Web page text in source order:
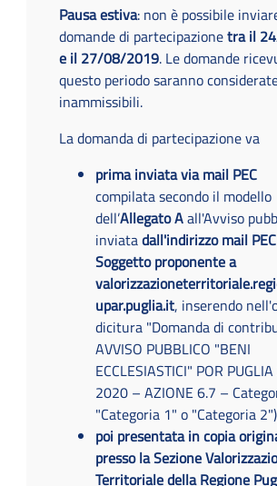
Pausa estiva: non è possibile
domande di partecipazionetra il
e il 27/08/2019. Le domande
questo periodo saranno
inammissibili.
La domanda di partecipazione va
prima inviata via mail PEC
compilata secondo il modello
dell’Allegato Aall'Avviso
inviatadall'indirizzo mail
Soggetto proponente a
upar.puglia.it, inserendo
dicitura "Domanda di
AVVISO PUBBLICO "BENI
ECCLESIASTICI" POR
2020 – AZIONE 6.7 –
"Categoria 1" o "Categoria
poi presentata in copia
presso la Sezione
Territoriale della Regione